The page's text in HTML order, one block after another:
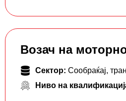
Возач на
Сектор: Сообраќај,
Ниво на